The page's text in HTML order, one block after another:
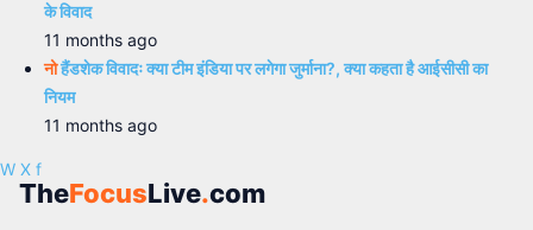
के विवाद
11 months ago
नोहैंडशेक विवादः क्या टीम इंडिया पर लगेगा जुर्माना?, क्या कहता है आईसीसी का
नियम
11 months ago
W X f
TheFocusLive.com